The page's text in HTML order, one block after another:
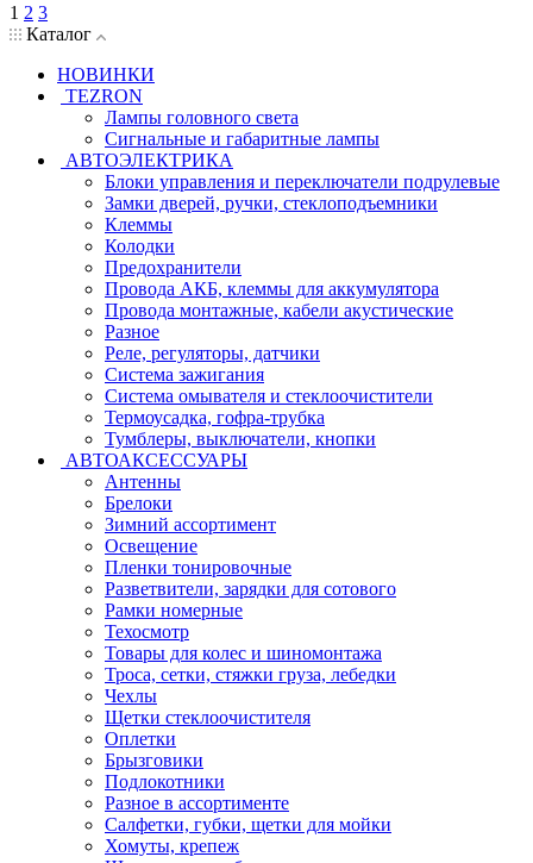
1 2 3
Каталог
НОВИНКИ
TEZRON
Лампы головного света
Сигнальные и габаритные лампы
АВТОЭЛЕКТРИКА
Блоки управления и переключатели подрулевые
Замки дверей, ручки, стеклоподъемники
Клеммы
Колодки
Предохранители
Провода АКБ, клеммы для аккумулятора
Провода монтажные, кабели акустические
Разное
Реле, регуляторы, датчики
Система зажигания
Система омывателя и стеклоочистители
Термоусадка, гофра-трубка
Тумблеры, выключатели, кнопки
АВТОАКСЕССУАРЫ
Антенны
Брелоки
Зимний ассортимент
Освещение
Пленки тонировочные
Разветвители, зарядки для сотового
Рамки номерные
Техосмотр
Товары для колес и шиномонтажа
Троса, сетки, стяжки груза, лебедки
Чехлы
Щетки стеклоочистителя
Оплетки
Брызговики
Подлокотники
Разное в ассортименте
Салфетки, губки, щетки для мойки
Хомуты, крепеж